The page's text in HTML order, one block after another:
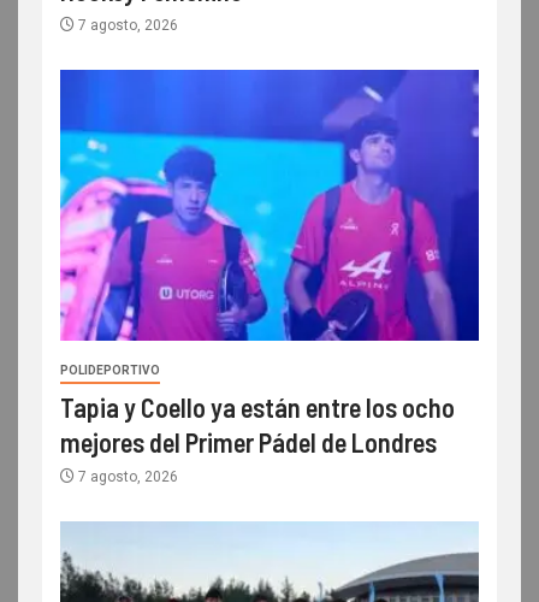
7 agosto, 2026
POLIDEPORTIVO
Tapia y Coello ya están entre los ocho
mejores del Primer Pádel de Londres
7 agosto, 2026